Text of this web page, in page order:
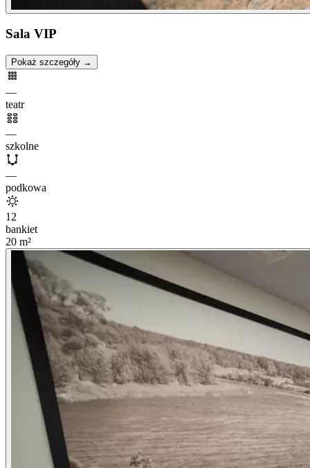
Sala VIP
Pokaż szczegóły →
—
teatr
—
szkolne
—
podkowa
12
bankiet
20 m²